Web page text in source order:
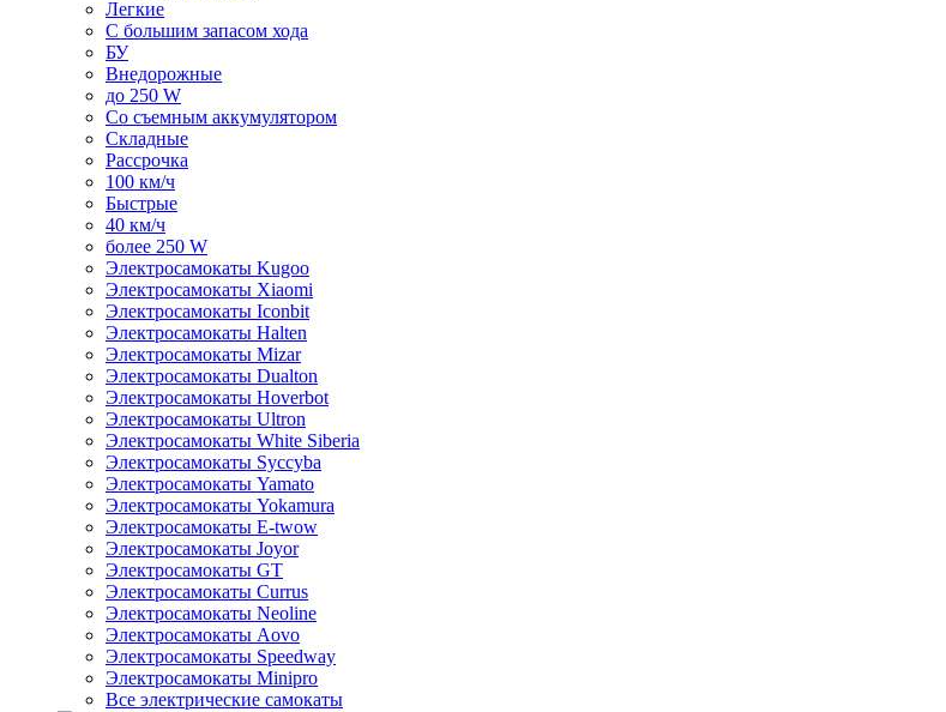
Легкие
С большим запасом хода
БУ
Внедорожные
до 250 W
Со съемным аккумулятором
Складные
Рассрочка
100 км/ч
Быстрые
40 км/ч
более 250 W
Электросамокаты Kugoo
Электросамокаты Xiaomi
Электросамокаты Iconbit
Электросамокаты Halten
Электросамокаты Mizar
Электросамокаты Dualton
Электросамокаты Hoverbot
Электросамокаты Ultron
Электросамокаты White Siberia
Электросамокаты Syccyba
Электросамокаты Yamato
Электросамокаты Yokamura
Электросамокаты E-twow
Электросамокаты Joyor
Электросамокаты GT
Электросамокаты Currus
Электросамокаты Neoline
Электросамокаты Aovo
Электросамокаты Speedway
Электросамокаты Minipro
Все электрические самокаты